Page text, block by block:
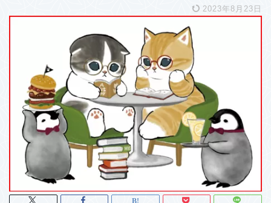
2023年8月23日